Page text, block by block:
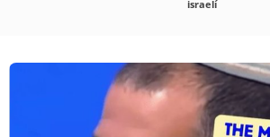
israelí